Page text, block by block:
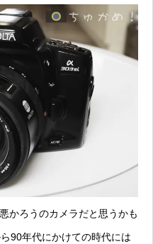
かろうのカメラだと思うかも
90年代にかけての時代には